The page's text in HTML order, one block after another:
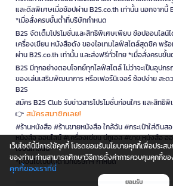
และดีลพิเศษเมื่อช้อปผ่าน B2S.co.th เท่านั้น นอกจากนี้
*เมื่อสั่งครบขั้นต่ำที่บริษัทกำหนด
B2S จัดเต็มโปรโมชั่นและสิทธิพิเศษเพียบ ช้อปออนไลน์
เครื่องเขียน หนังสือดัง ของไอเทมไลฟ์สไตล์สุดชิค พ
ผ่าน B2S.co.th เท่านั้น และส่งฟรีทั่วไทย *เมื่อสั่งครบขั้
B2S มีทุกอย่างตอบโจทย์ทุกไลฟ์สไตล์ ไม่ว่าจะเป็นอุปก
ของเล่นเสริมพัฒนาการ หรือเฟอร์นิเจอร์ ช้อปง่าย สะ
B2S
สมัคร B2S Club รับข่าวสารโปรโมชั่นก่อนใคร และสิทธิ
👉 สมัครสมาชิกเลย!
#ร้านหนังสือ #ร้านขายหนังสือ ใกล้ฉัน #กระเป๋าใส่ดินส
หนังสือ ออนไลน์ #เครื่องเขียน บีทูเอส #ขาย หนังสือ อ
เขียนใกล้ฉัน
*เงื่อนไขเป็นไปตามที่บริษัทฯ กำหนด
เว็บไซต์นี้มีการใช้คุกกี้ โปรดยอมรับนโยบายคุกกี้เพื่อประส
ของท่าน ท่านสามารถศึกษาวิธีการตั้งค่าการควบคุมคุกกี้ข
คุกกี้ของเราที่นี่
ยอมรับ